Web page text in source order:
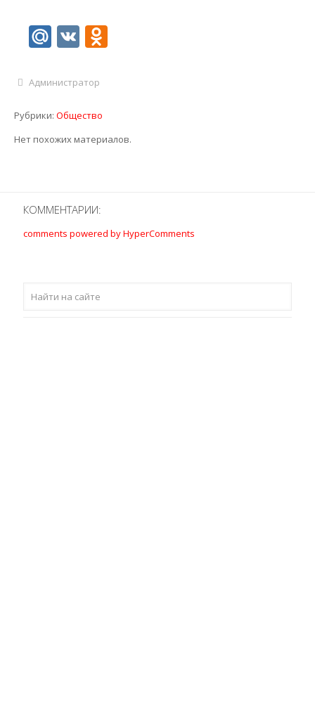
Mail.Ru
VKOdnoklassniki
Администратор
Рубрики: Общество
Нет похожих материалов.
КОММЕНТАРИИ:
comments powered by HyperComments